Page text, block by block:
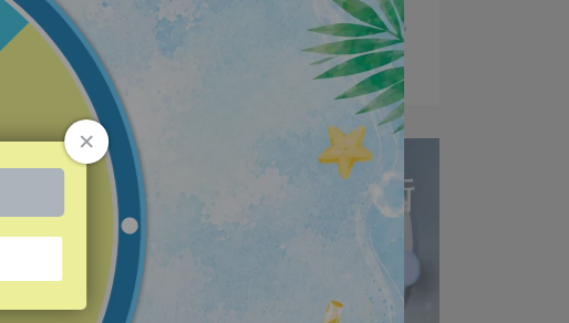
氣溫逐漸炎熱的狀況下，皮脂分泌量增加，肌
膚也變得容易⋯
閱讀更多 ->